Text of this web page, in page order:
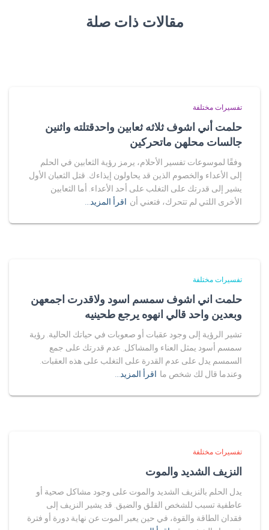
مقالات ذات صلة
تفسيرات مختلفة
حلمت أني اشوف ثلاثه ثعابين واحدقتلته واثنين
جالسات محلهن ماتحركين
وفقًا لموسوعات تفسير الأحلام، يرمز رؤية الثعابين في الحلم
إلى الأعداء والخصوم الذين قد يحاولون إيذاءك. قتل الثعبان الأول
يشير إلى قدرتك على التغلب على أحد الأعداء. أما الثعابين
الأخرى اللتي لم تتحرك، فتعني أن اقرأ المزيد…
تفسيرات مختلفة
حلمت اني اشوف سمسم اسود ولاقدرت اجمعهن
وبعدين واحد قالي انهوه يرجع طحينيه
تشير الرؤية إلى وجود عقبات أو صعوبات في حياتك الحالية. رؤية
سمسم أسود يمثل العناء والمشاكل. عدم قدرتك على جمع
السمسم يدل على عدم القدرة على التغلب على هذه العقبات.
وعندما قال لك شخص ما اقرأ المزيد…
تفسيرات مختلفة
النزيف الشديد والموت
يدل الحلم بالنزيف الشديد والموت على وجود مشاكل صحية أو
عاطفية تسبب للشخص القلق والضيق. قد يشير النزيف إلى
فقدان الطاقة والقوة، في حين يعبر الموت عن نهاية دورة أو فترة